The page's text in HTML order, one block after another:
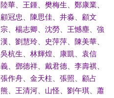
陸華、 王鍾、 樊梅生 鄭康業
顧冠忠
陳思佳 井淼
顧文
宗、 楊志卿 沈勞、 王憾塵、 強
漢
劉慧玲、 史萍萍、 陳美華、
吳杭生
林輝煌 康凱
袁信
義、 鄧德祥、 戴君德、 李壽祺、
張作舟、 金天柱 張照
顧占
熊
王清河、 山怪 劉午琪、 蕭